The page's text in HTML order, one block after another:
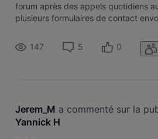
forum après des appels quotidiens
plusieurs formulaires de contact
coupures d'internet quotidiennes, au
de "travaux de main
147 5 0
Jerem_M a commenté sur la
Yannick H